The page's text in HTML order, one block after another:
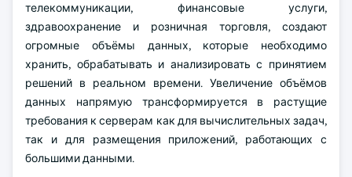
телекоммуникации, финансовые услуги,
здравоохранение и розничная торговля, создают
огромные объёмы данных, которые необходимо
хранить, обрабатывать и анализировать с принятием
решений в реальном времени. Увеличение объёмов
данных напрямую трансформируется в растущие
требования к серверам как для вычислительных задач,
так и для размещения приложений, работающих с
большими данными.